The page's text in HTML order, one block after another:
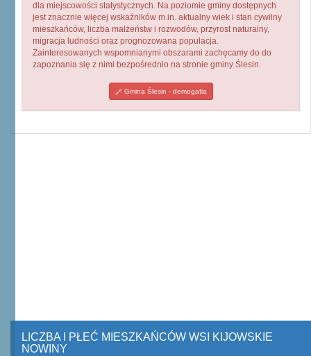
dla miejscowości statystycznych. Na poziomie gminy dostępnych
jest znacznie więcej wskaźników m.in. aktualny wiek i stan cywilny
mieszkańców, liczba małżeństw i rozwodów, przyrost naturalny,
migracja ludności oraz prognozowana populacja.
Zainteresowanych wspomnianymi obszarami zachęcamy do do
zapoznania się z nimi bezpośrednio na stronie gminy Ślesin.
Gmina Ślesin - demogafia
LICZBA I PŁEĆ MIESZKAŃCÓW WSI KIJOWSKIE
NOWINY